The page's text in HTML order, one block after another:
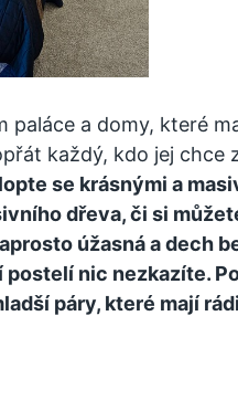
paláce a domy, které
každý, kdo jej chce
se krásnými a
dřeva, či si
úžasná a dech
nic nezkazíte.
páry, které mají